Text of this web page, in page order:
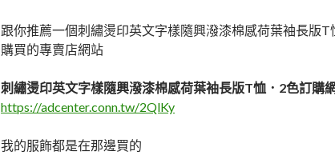
跟你推薦一個刺繡燙印英文字樣隨興潑漆棉感荷葉袖長版T
購買的專賣店網站
刺繡燙印英文字樣隨興潑漆棉感荷葉袖長版T恤．2色訂購
https://adcenter.conn.tw/2QlKy
我的服飾都是在那邊買的